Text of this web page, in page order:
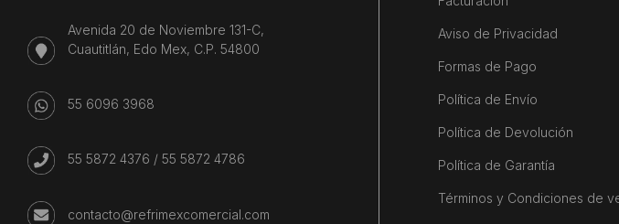
Avenida 20 de Noviembre 131-C,
Cuautitlán, Edo Mex, C.P. 54800
55 6096 3968
55 5872 4376 / 55 5872 4786
contacto@refrimexcomercial.com
Aviso de Privacidad
Formas de Pago
Política de Envío
Política de Devolución
Política de Garantía
Términos y Condiciones de